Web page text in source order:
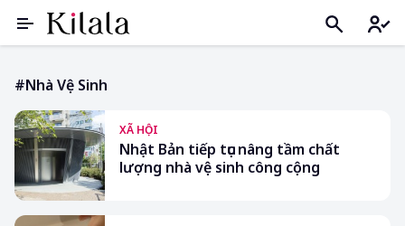
#nhà Vệ Sinh
XÃ HỘI
Nhật Bản tiếp tục nâng tầm chất
lượng nhà vệ sinh công cộng